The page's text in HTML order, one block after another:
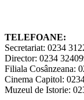
TELEFOANE:
Secretariat: 0234
Director: 0234
Filiala Cosânzeana:
Cinema Capitol:
Muzeul de Istorie: